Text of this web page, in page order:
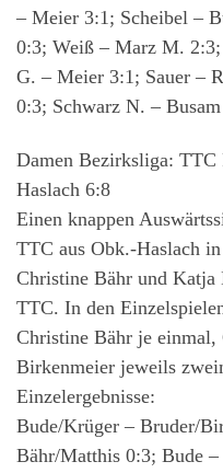
– Meier 3:1; Scheibel –
0:3; Weiß – Marz M.
G. – Meier 3:1; Sauer –
0:3; Schwarz N. –
Damen Bezirksliga:
Haslach 6:8
Einen knappen
TTC aus Obk.-Haslach
Christine Bähr und Katja
TTC. In den
Christine Bähr je einmal,
Birkenmeier jeweils
Einzelergebnisse:
Bude/Krüger – Bruder/
Bähr/Matthis 0:3; Bude